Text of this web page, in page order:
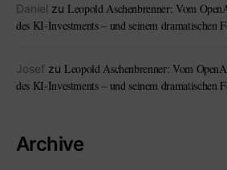
Daniel zu Leopold Aschenbrenner: Vom
des KI-Investments – und seinem dramatischen
Josef zu Leopold Aschenbrenner: Vom
des KI-Investments – und seinem dramatischen
Archive